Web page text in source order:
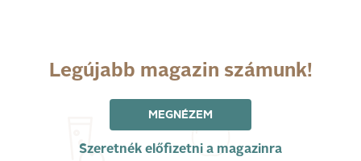
Legújabb magazin számunk!
MEGNÉZEM
Szeretnék előfizetni a magazinra